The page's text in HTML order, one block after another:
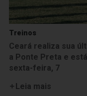
Treinos
Ceará realiza sua
a Ponte Preta e
sexta-feira, 7
Leia mais